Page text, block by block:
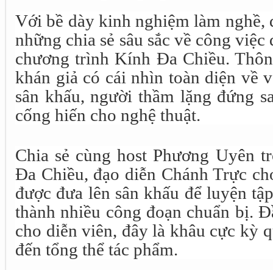
Với bề dày kinh nghiệm làm nghề,
những chia sẻ sâu sắc về công
chương trình Kính Đa Chiều.
khán giả có cái nhìn toàn diện về
sân khấu, người thầm lặng đứng
cống hiến cho nghệ thuật.
Chia sẻ cùng host Phương Uyên
Đa Chiều, đạo diễn Chánh Trực
được đưa lên sân khấu để luyện
thành nhiều công đoạn chuẩn bị.
cho diễn viên, đây là khâu cực kỳ
đến tổng thể tác phẩm.